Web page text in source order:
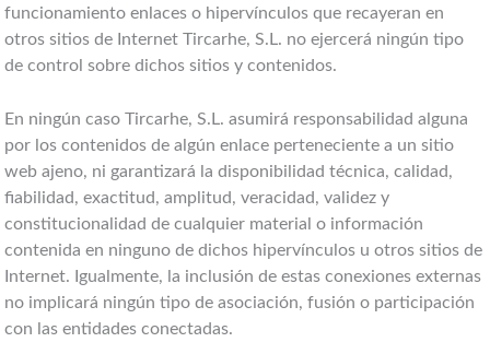
funcionamiento enlaces o hipervínculos que recayeran en
otros sitios de Internet Tircarhe, S.L. no ejercerá ningún tipo
de control sobre dichos sitios y contenidos.
En ningún caso Tircarhe, S.L. asumirá responsabilidad alguna
por los contenidos de algún enlace perteneciente a un sitio
web ajeno, ni garantizará la disponibilidad técnica, calidad,
fiabilidad, exactitud, amplitud, veracidad, validez y
constitucionalidad de cualquier material o información
contenida en ninguno de dichos hipervínculos u otros sitios de
Internet. Igualmente, la inclusión de estas conexiones externas
no implicará ningún tipo de asociación, fusión o participación
con las entidades conectadas.